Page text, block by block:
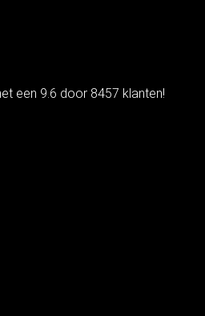
een 9.6 door 8457 klanten!